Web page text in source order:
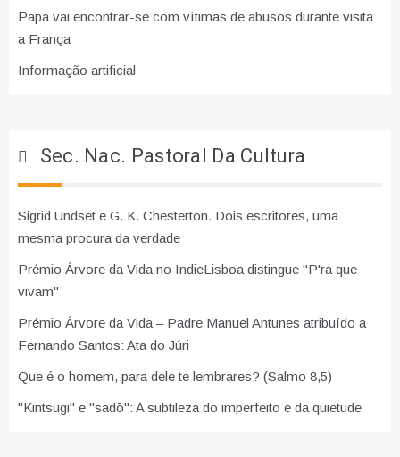
Papa vai encontrar-se com vítimas de abusos durante visita
a França
Informação artificial
Sec. Nac. Pastoral Da Cultura
Sigrid Undset e G. K. Chesterton. Dois escritores, uma
mesma procura da verdade
Prémio Árvore da Vida no IndieLisboa distingue "P'ra que
vivam"
Prémio Árvore da Vida – Padre Manuel Antunes atribuído a
Fernando Santos: Ata do Júri
Que é o homem, para dele te lembrares? (Salmo 8,5)
"Kintsugi" e "sadō": A subtileza do imperfeito e da quietude